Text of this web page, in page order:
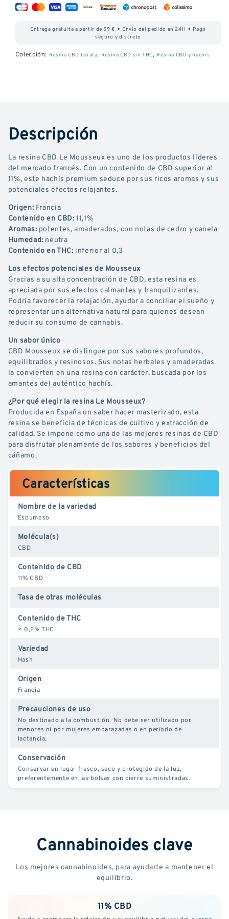
cantidad
de
espumoso
cantidad
de
espumoso
Entrega gratuita a partir de 59 € ✦ Envío del pedido en 24H ✦ Pago
seguro y discreto
Colección: Resina CBD barata, Resina CBD sin THC, Resina CBD y hachís
Descripción
La resina CBD Le Mousseux es uno de los productos líderes
del mercado francés. Con un contenido de CBD superior al
11%, este hachís premium seduce por sus ricos aromas y sus
potenciales efectos relajantes.
Origen: Francia
Contenido en CBD:11,1%
Aromas: potentes, amaderados, con notas de cedro y canela
Humedad: neutra
Contenido en THC: inferior al 0,3
Los efectos potenciales de Mousseux
Gracias a su alta concentración de CBD, esta resina es
apreciada por sus efectos calmantes y tranquilizantes.
Podría favorecer la relajación, ayudar a conciliar el sueño y
representar una alternativa natural para quienes desean
reducir su consumo de cannabis.
Un sabor único
CBD Mousseux se distingue por sus sabores profundos,
equilibrados y resinosos. Sus notas herbales y amaderadas
la convierten en una resina con carácter, buscada por los
amantes del auténtico hachís.
¿Por qué elegir la resina Le Mousseux?
Producida en España un saber hacer masterizado, esta
resina se beneficia de técnicas de cultivo y extracción de
calidad. Se impone como una de las mejores resinas de CBD
para disfrutar plenamente de los sabores y beneficios del
cáñamo.
Características
Nombre de la variedad
Espumoso
Molécula(s)
CBD
Contenido de CBD
11% CBD
Tasa de otras moléculas
Contenido de THC
< 0,2% THC
Variedad
Hash
Origen
Francia
Precauciones de uso
No destinado a la combustión. No debe ser utilizado por
menores ni por mujeres embarazadas o en período de
lactancia.
Conservación
Conservar en lugar fresco, seco y protegido de la luz,
preferentemente en las bolsas con cierre suministradas.
Cannabinoides clave
Los mejores cannabinoides, para ayudarte a mantener el
equilibrio.
11% CBD